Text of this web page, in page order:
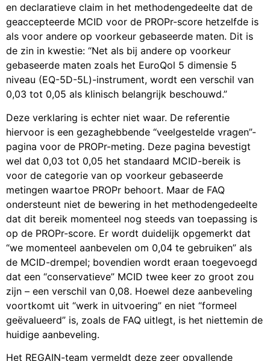
en declaratieve claim in het methodengedeelte dat de
geaccepteerde MCID voor de PROPr-score hetzelfde is
als voor andere op voorkeur gebaseerde maten. Dit is
de zin in kwestie: “Net als bij andere op voorkeur
gebaseerde maten zoals het EuroQol 5 dimensie 5
niveau (EQ-5D-5L)-instrument, wordt een verschil van
0,03 tot 0,05 als klinisch belangrijk beschouwd.”
Deze verklaring is echter niet waar. De referentie
hiervoor is een gezaghebbende “veelgestelde vragen”-
pagina voor de PROPr-meting. Deze pagina bevestigt
wel dat 0,03 tot 0,05 het standaard MCID-bereik is
voor de categorie van op voorkeur gebaseerde
metingen waartoe PROPr behoort. Maar de FAQ
ondersteunt niet de bewering in het methodengedeelte
dat dit bereik momenteel nog steeds van toepassing is
op de PROPr-score. Er wordt duidelijk opgemerkt dat
“we momenteel aanbevelen om 0,04 te gebruiken” als
de MCID-drempel; bovendien wordt eraan toegevoegd
dat een “conservatieve” MCID twee keer zo groot zou
zijn – een verschil van 0,08. Hoewel deze aanbeveling
voortkomt uit “werk in uitvoering” en niet “formeel
geëvalueerd” is, zoals de FAQ uitlegt, is het niettemin de
huidige aanbeveling.
Het REGAIN-team vermeldt deze zeer opvallende